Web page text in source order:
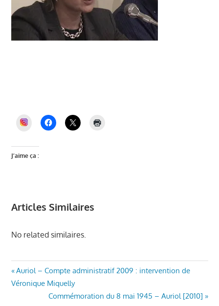
INSTAGRAM
J’aime ça :
Articles Similaires
No related similaires.
AURIOL
Navigation
Article
précédent
Auriol – Compte administratif 2009 : intervention de
Véronique Miquelly
Article
Commémoration du 8 mai 1945 – Auriol [2010]